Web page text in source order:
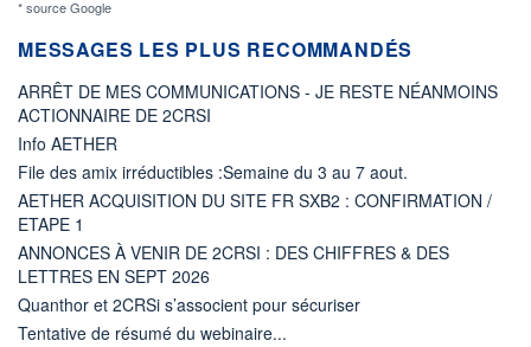
* source Google
MESSAGES LES PLUS RECOMMANDÉS
ARRÊT DE MES COMMUNICATIONS - JE RESTE NÉANMOINS
ACTIONNAIRE DE 2CRSI
Info AETHER
File des amix irréductibles :Semaine du 3 au 7 aout.
AETHER ACQUISITION DU SITE FR SXB2 : CONFIRMATION /
ETAPE 1
ANNONCES À VENIR DE 2CRSI : DES CHIFFRES & DES
LETTRES EN SEPT 2026
Quanthor et 2CRSi s’associent pour sécuriser
Tentative de résumé du webinaire...